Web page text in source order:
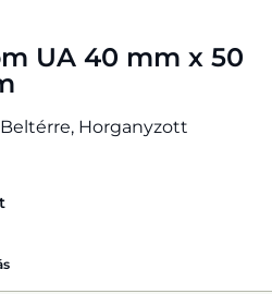
UA 40 mm x 50
Horganyzott